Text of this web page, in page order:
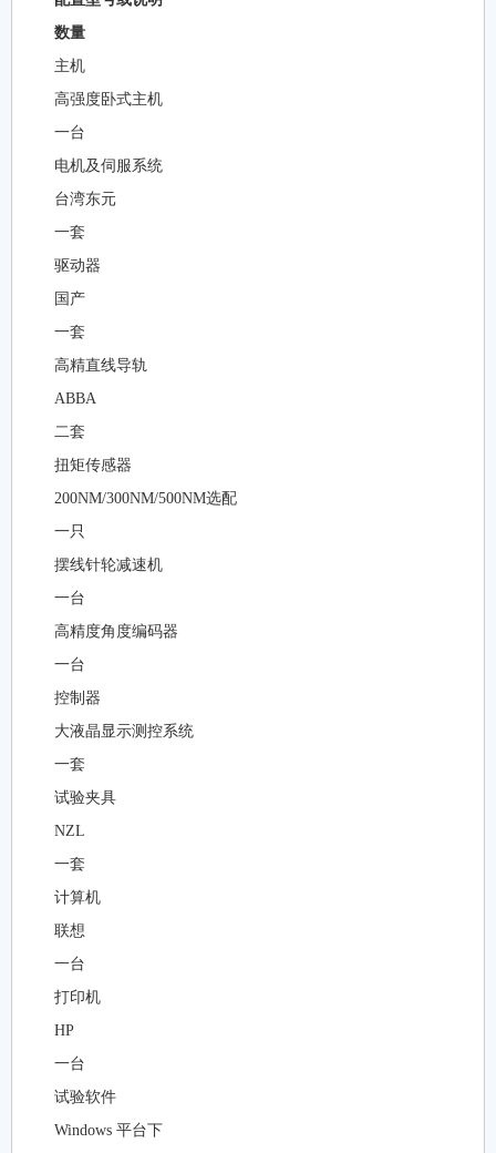
数量
主机
高强度卧式主机
一台
电机及伺服系统
台湾东元
一套
驱动器
国产
一套
高精直线导轨
ABBA
二套
扭矩传感器
200NM/300NM/500NM选配
一只
摆线针轮减速机
一台
高精度角度编码器
一台
控制器
大液晶显示测控系统
一套
试验夹具
NZL
一套
计算机
联想
一台
打印机
HP
一台
试验软件
Windows 平台下